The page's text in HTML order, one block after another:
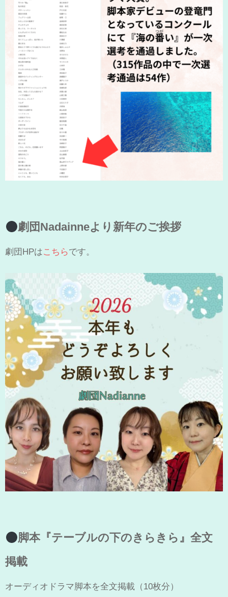
劇団Nadainneより新年のご挨拶
劇団HPはこちらです。
脚本『テーブルの下のきらきら』全文
掲載
オーディオドラマ脚本を全文掲載（10枚分）